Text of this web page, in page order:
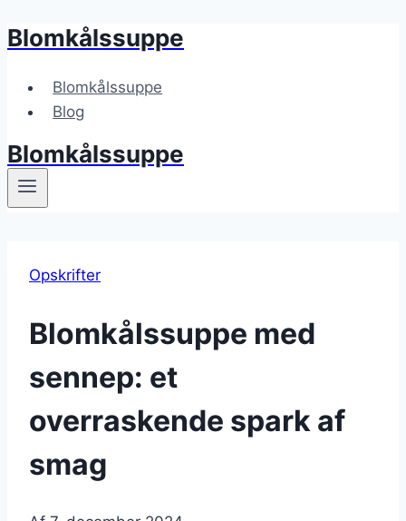
Fortsæt
indhold
Blomkålssuppe
Blomkålssuppe
Blog
Blomkålssuppe
Opskrifter
Blomkålssuppe med
sennep: et
overraskende spark af
smag